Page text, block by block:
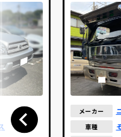
メーカー
車種